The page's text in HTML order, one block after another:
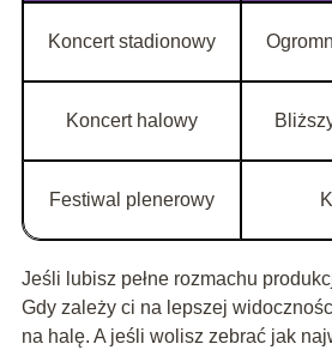
Koncert stadionowy
Koncert halowy
Festiwal plenerowy
Jeśli lubisz pełne rozmachu
Gdy zależy ci na lepszej
na halę. A jeśli wolisz zebrać jak